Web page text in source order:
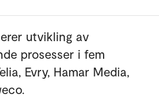
utvikling av
prosesser i fem
Evry, Hamar Media,